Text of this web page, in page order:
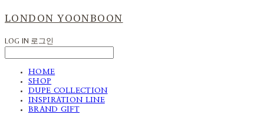
LONDON YOONBOON
LOG IN 로그인
HOME
SHOP
DUPE COLLECTION
INSPIRATION LINE
BRAND GIFT